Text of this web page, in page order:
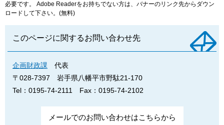
必要です。
Adobe Readerをお持ちでない方は、バナーのリンク先からダウン
ロードして下さい。(無料)
このページに関するお問い合わせ先
企画財政課
代表
〒028-7397
岩手県八幡平市野駄21-170
Tel：0195-74-2111
Fax：0195-74-2102
メールでのお問い合わせはこちらから